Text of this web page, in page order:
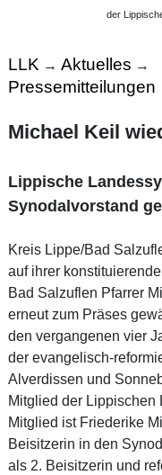
der
LLK → Aktuelles →
Pressemitteilungen
Michael Keil
Lippische
Synodalvorstand
Kreis Lippe/Bad
auf ihrer
Bad Salzuflen Pfarrer
erneut zum Präses
den vergangenen vier
der evangelisch-
Alverdissen und
Mitglied der Lippischen
Mitglied ist Friederike
Beisitzerin in den
als 2. Beisitzerin und